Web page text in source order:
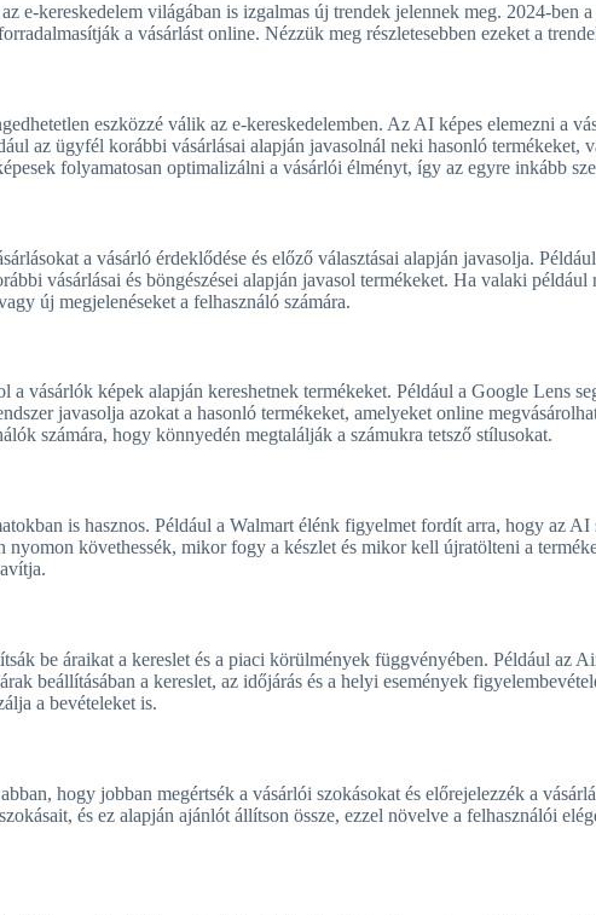
e-kereskedelem világában is izgalmas új trendek jelennek meg. 2024-ben a
a vásárlást online. Nézzük meg részletesebben ezeket a
eszközzé válik az e-kereskedelemben. Az AI képes elemezni a
az ügyfél korábbi vásárlásai alapján javasolnál neki hasonló termékeket,
folyamatosan optimalizálni a vásárlói élményt, így az egyre inkább
a vásárló érdeklődése és előző választásai alapján javasolja.
vásárlásai és böngészései alapján javasol termékeket. Ha valaki például
új megjelenéseket a felhasználó számára.
a vásárlók képek alapján kereshetnek termékeket. Például a Google Lens
javasolja azokat a hasonló termékeket, amelyeket online
számára, hogy könnyedén megtalálják a számukra tetsző stílusokat.
is hasznos. Például a Walmart élénk figyelmet fordít arra, hogy az AI
követhessék, mikor fogy a készlet és mikor kell újratölteni a
be áraikat a kereslet és a piaci körülmények függvényében. Például az
beállításában a kereslet, az időjárás és a helyi események
a bevételeket is.
hogy jobban megértsék a vásárlói szokásokat és előrejelezzék a
és ez alapján ajánlót állítson össze, ezzel növelve a felhasználói